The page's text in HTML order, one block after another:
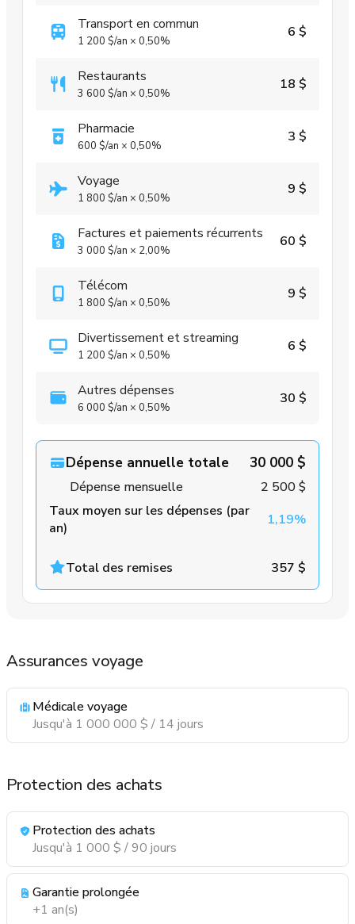
Transport en commun
1 200 $/an × 0,50%
6 $
Restaurants
3 600 $/an × 0,50%
18 $
Pharmacie
600 $/an × 0,50%
3 $
Voyage
1 800 $/an × 0,50%
9 $
Factures et paiements récurrents
3 000 $/an × 2,00%
60 $
Télécom
1 800 $/an × 0,50%
9 $
Divertissement et streaming
1 200 $/an × 0,50%
6 $
Autres dépenses
6 000 $/an × 0,50%
30 $
Dépense annuelle totale 30 000 $
Dépense mensuelle
2 500 $
Taux moyen sur les dépenses (par
an)
1,19%
Total des remises 357 $
Assurances voyage
Médicale voyage
Jusqu'à 1 000 000 $ / 14 jours
Protection des achats
Protection des achats
Jusqu'à 1 000 $ / 90 jours
Garantie prolongée
+1 an(s)